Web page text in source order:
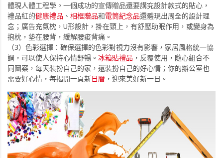
體現人體工程學。一個成功的宣傳贈品還要講究設計款式的貼心，
禮品紅的健康禮品 、 相框贈品和電筒紀念品還體現出周全的設計理
念；廣告充氣枕，U形設計，掛在頸上，有舒壓助眠作用，或變身為
抱枕，墊在腰背，緩解腰痠背痛。
（3）色彩選擇：確保選擇的色彩對視力沒有影響，家居風格統一協
調，可以使人保持心情舒暢。 冰箱貼禮品 ，反覆使用，隨心組合不
同圖案，每天裝扮自己的家，還裝扮自己的好心情；你的辦公室也
需要好心情，每揭開一頁新日曆 ，迎來美好新一日。